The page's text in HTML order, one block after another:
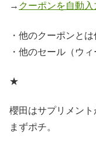
→ クーポンを自動
・他のクーポンと
・他のセール（ウ
★
櫻田はサプリメント
まずポチ。